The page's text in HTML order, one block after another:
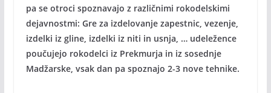
pa se otroci spoznavajo z različnimi rokodelskimi
dejavnostmi: Gre za izdelovanje zapestnic, vezenje,
izdelki iz gline, izdelki iz niti in usnja, … udeležence
poučujejo rokodelci iz Prekmurja in iz sosednje
Madžarske, vsak dan pa spoznajo 2-3 nove tehnike.